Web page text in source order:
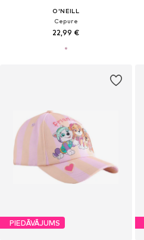
O'NEILL
Cepure
22,99 €
PIEDĀVĀJUMS